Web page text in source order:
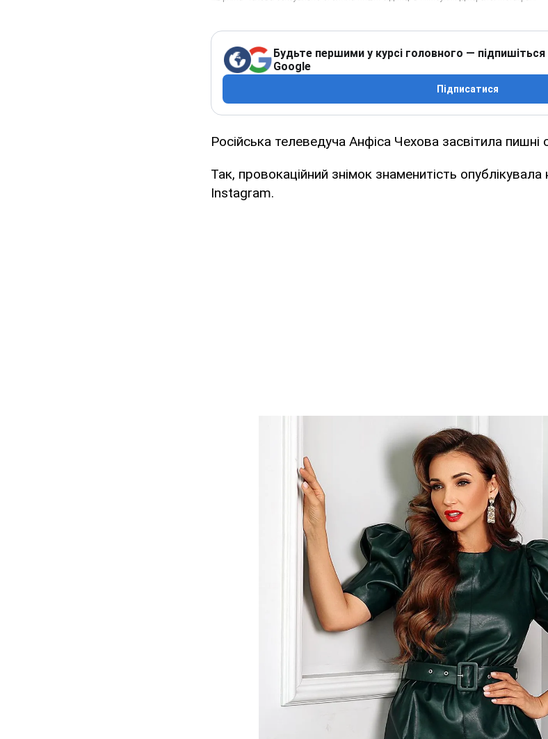
Будьте першими у курсі головного —
Google
Підписатися
Російська телеведуча Анфіса Чехова засвітила пишні
Так, провокаційний знімок знаменитість опублікувала
Instagram.